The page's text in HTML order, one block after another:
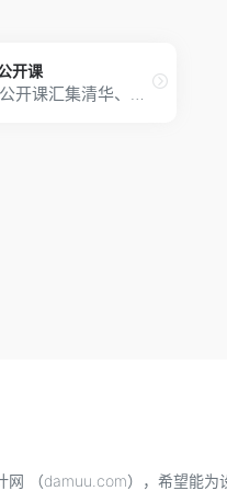
开课
网易公开课汇集清华、北大、哈佛、耶鲁等世界名校共上千门课程，覆盖科学、经济、人文、哲学等22个领域，在这里你可以开拓视野看世界，获取有深度的好知识。
网 （damuu.com），希望能为